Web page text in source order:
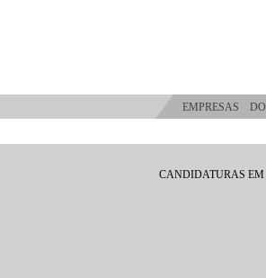
EMPRESAS
CANDIDATURAS EM